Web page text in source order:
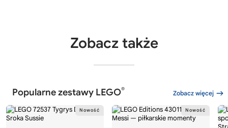
Zobacz także
Popularne zestawy LEGO® Zobacz więcej